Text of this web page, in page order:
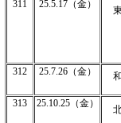
311 25.5.17（金）
312 25.7.26（金）
313 25.10.25（金）